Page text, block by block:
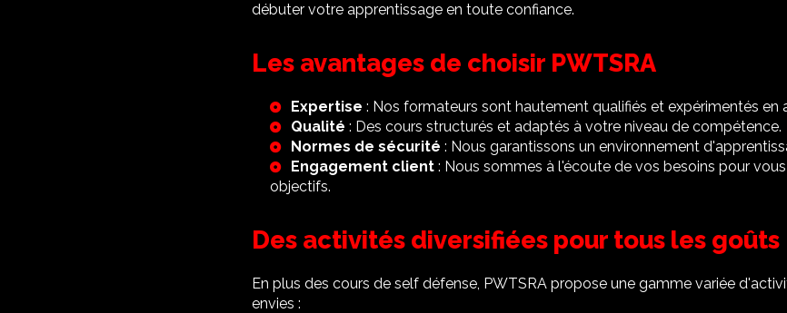
débuter votre apprentissage en toute confiance.
Les avantages de choisir PWTSRA
Expertise : Nos formateurs sont hautement qualifiés et expérimentés en
Qualité : Des cours structurés et adaptés à votre niveau de compétence.
Normes de sécurité : Nous garantissons un environnement
Engagement client : Nous sommes à l'écoute de vos besoins pour
objectifs.
Des activités diversifiées pour tous les goûts
En plus des cours de self défense, PWTSRA propose une gamme variée
envies :